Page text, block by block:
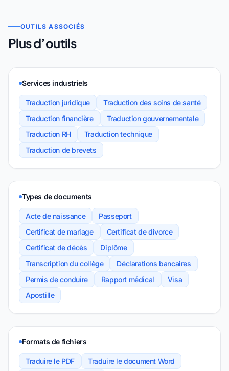
OUTILS ASSOCIÉS
Plus d’outils
Services industriels
Traduction juridique
Traduction des soins de santé
Traduction financière
Traduction gouvernementale
Traduction RH
Traduction technique
Traduction de brevets
Types de documents
Acte de naissance
Passeport
Certificat de mariage
Certificat de divorce
Certificat de décès
Diplôme
Transcription du collège
Déclarations bancaires
Permis de conduire
Rapport médical
Visa
Apostille
Formats de fichiers
Traduire le PDF
Traduire le document Word